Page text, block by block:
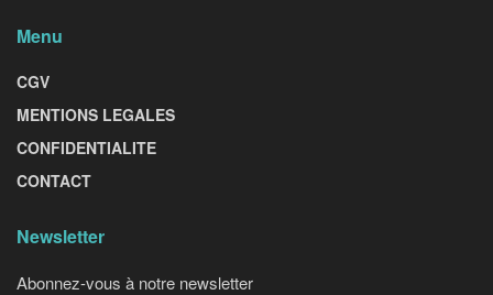
Menu
CGV
MENTIONS LEGALES
CONFIDENTIALITE
CONTACT
Newsletter
Abonnez-vous à notre newsletter